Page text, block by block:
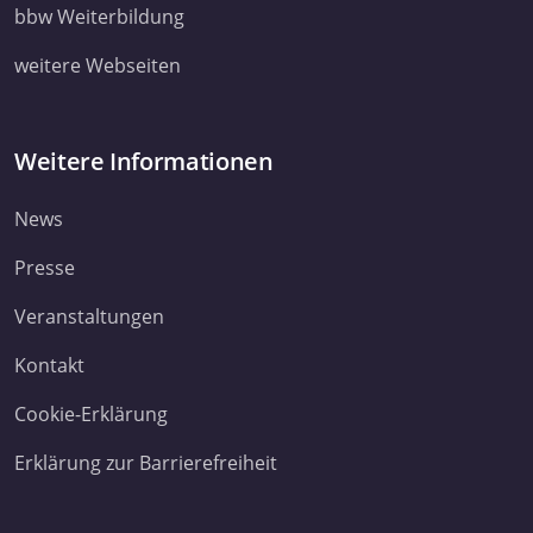
ihnen bereitgestellt haben oder die sie im Rahmen Ihrer
Cookies, wenn Sie unsere Webseite weiterhin nutzen.
bbw Weiterbildung
weitere Webseiten
Weitere Informationen
News
Presse
Veranstaltungen
Kontakt
Cookie-Erklärung
Erklärung zur Barrierefreiheit